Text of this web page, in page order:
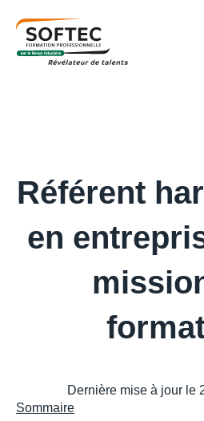
Référent
en
Dernière mise à jour le
Sommaire